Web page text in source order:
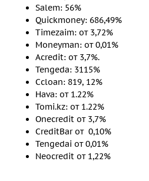
Salem: 56%
Quickmoney: 686,49%
Timezaim: от 3,72%
Moneyman: от 0,01%
Acredit: от 3,7%.
Tengeda: 3115%
Ccloan: 819, 12%
Hava: от 1.22%
Tomi.kz: от 1.22%
Onecredit от 3,7%
CreditBar от 0,10%
Tengedai от 0,01%
Neocredit от 1,22%